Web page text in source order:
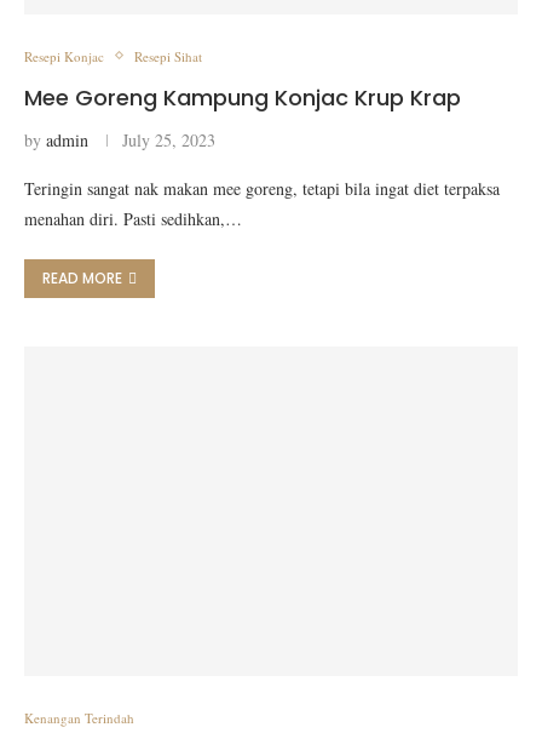
Resepi Konjac Resepi Sihat
Mee Goreng Kampung Konjac Krup Krap
by admin July 25, 2023
Teringin sangat nak makan mee goreng, tetapi bila ingat diet terpaksa
menahan diri. Pasti sedihkan,…
READ MORE
Kenangan Terindah